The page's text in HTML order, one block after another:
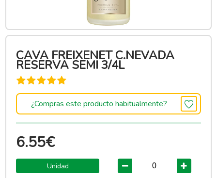
CAVA FREIXENET C.NEVADA
RESERVA SEMI 3/4L
¿Compras este producto habitualmente?
6.55€
Unidad